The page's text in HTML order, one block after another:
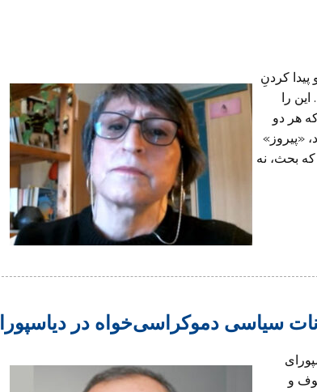
کردنِ
را
هر دو
«پیروز»
بحث، نه
سیاسی دموکراسی‌خواه در دیاسپورا
و